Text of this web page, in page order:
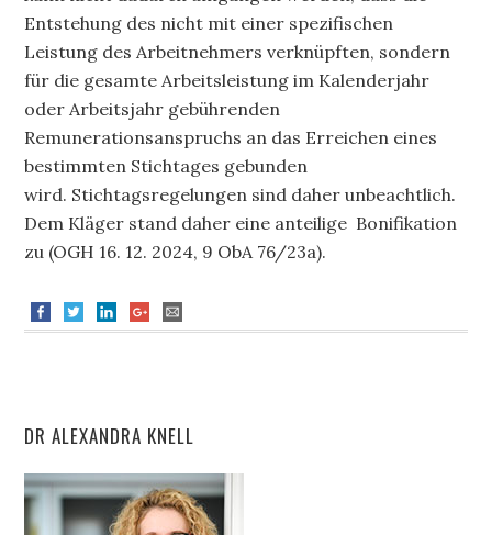
Entstehung des nicht mit einer spezifischen
Leistung des Arbeitnehmers verknüpften, sondern
für die gesamte Arbeitsleistung im Kalenderjahr
oder Arbeitsjahr gebührenden
Remunerationsanspruchs an das Erreichen eines
bestimmten Stichtages gebunden
wird. Stichtagsregelungen sind daher unbeachtlich.
Dem Kläger stand daher eine anteilige Bonifikation
zu (OGH 16. 12. 2024, 9 ObA 76/23a).
DR ALEXANDRA KNELL